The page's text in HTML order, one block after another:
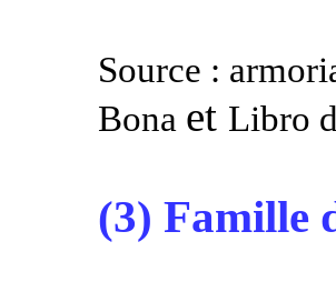
Source :
Bona et Libro
(3) Famille